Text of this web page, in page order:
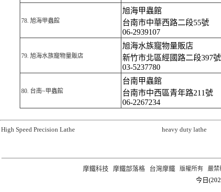
78. 旭海甲蟲館
旭海甲蟲館
台南市中華西路二段55號
06-2939107
79. 旭海水族寵物量販店
旭海水族寵物量販店
新竹市北區經國路二段397號
03-5237780
80. 台南~甲蟲館
台南甲蟲館
台南市中西區青年路211號
06-2267234
High Speed Precision Lathe heavy duty lathe
摩鐵科技 摩鐵部落格 台灣摩鐵版權所有 嚴禁
今日